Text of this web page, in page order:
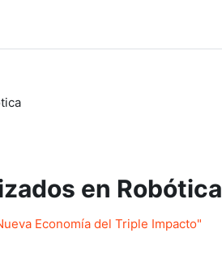
en Robótica
Economía del Triple Impacto"